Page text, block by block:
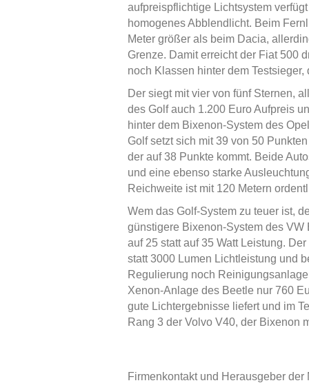
aufpreispflichtige Lichtsystem
homogenes Abblendlicht. Beim
Meter größer als beim Dacia,
Grenze. Damit erreicht der Fiat 500
noch Klassen hinter dem Testsieger,
Der siegt mit vier von fünf Sternen,
des Golf auch 1.200 Euro Aufpreis
hinter dem Bixenon-System des
Golf setzt sich mit 39 von 50
der auf 38 Punkte kommt. Beide
und eine ebenso starke
Reichweite ist mit 120 Metern
Wem das Golf-System zu teuer ist,
günstigere Bixenon-System des
auf 25 statt auf 35 Watt Leistung.
statt 3000 Lumen Lichtleistung und
Regulierung noch
Xenon-Anlage des Beetle nur 760
gute Lichtergebnisse liefert und im
Rang 3 der Volvo V40, der Bixenon
Firmenkontakt und Herausgeber der